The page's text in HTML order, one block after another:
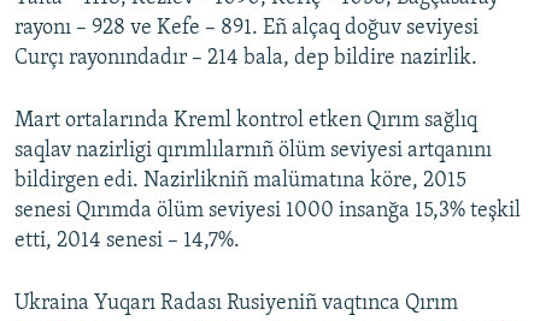
rayonı – 928 ve Kefe – 891. Eñ alçaq doğuv seviyesi
Curçı rayonındadır – 214 bala, dep bildire nazirlik.
Mart ortalarında Kreml kontrol etken Qırım sağlıq
saqlav nazirligi qırımlılarnıñ ölüm seviyesi artqanını
bildirgen edi. Nazirlikniñ malümatına köre, 2015
senesi Qırımda ölüm seviyesi 1000 insanğa 15,3% teşkil
etti, 2014 senesi – 14,7%.
Ukraina Yuqarı Radası Rusiyeniñ vaqtınca Qırım